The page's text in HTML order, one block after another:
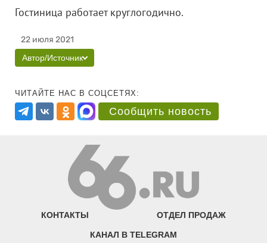
Гостиница работает круглогодично.
22 июля 2021
Автор/Источник
ЧИТАЙТЕ НАС В СОЦСЕТЯХ:
Сообщить новость
КОНТАКТЫ ОТДЕЛ ПРОДАЖ
КАНАЛ В TELEGRAM